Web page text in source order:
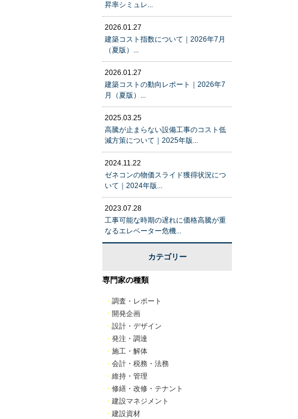
昇率シミュレ...
2026.01.27
建築コスト指数について｜2026年7月
（夏版）...
2026.01.27
建築コストの動向レポート｜2026年7
月（夏版）...
2025.03.25
高騰が止まらない設備工事のコスト低
減方策について｜2025年版...
2024.11.22
ゼネコンの物価スライド獲得状況につ
いて｜2024年版...
2023.07.28
工事可能な時期の遅れに価格高騰が重
なるエレベーター危機...
カテゴリー
専門家の種類
・ 調査・レポート
・ 開発企画
・ 設計・デザイン
・ 発注・調達
・ 施工・解体
・ 会計・税務・法務
・ 維持・管理
・ 修繕・改修・テナント
・ 建設マネジメント
・ 建設資材